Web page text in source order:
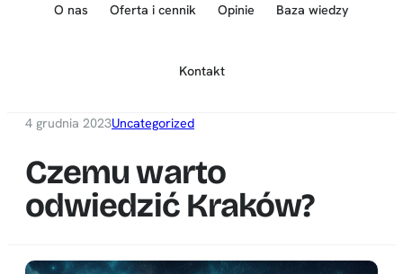
O nas Oferta i cennik Opinie Baza wiedzy
Kontakt
4 grudnia 2023Uncategorized
Czemu warto
odwiedzić Kraków?